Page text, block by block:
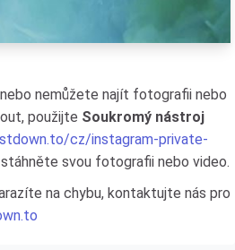
nemůžete najít fotografii nebo
použijte Soukromý nástroj
cz/instagram-private-
svou fotografii nebo video.
na chybu, kontaktujte nás pro